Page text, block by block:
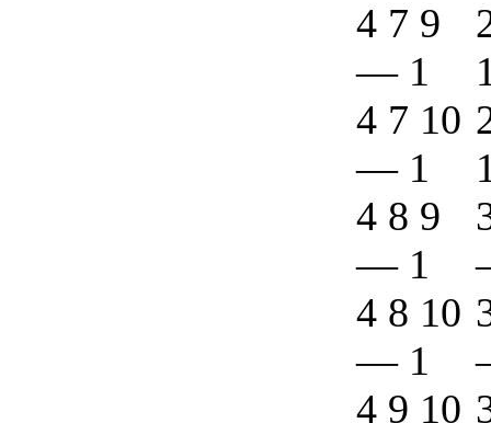
4 7 9
— 1
4 7 10
— 1
4 8 9
— 1
4 8 10
— 1
4 9 10